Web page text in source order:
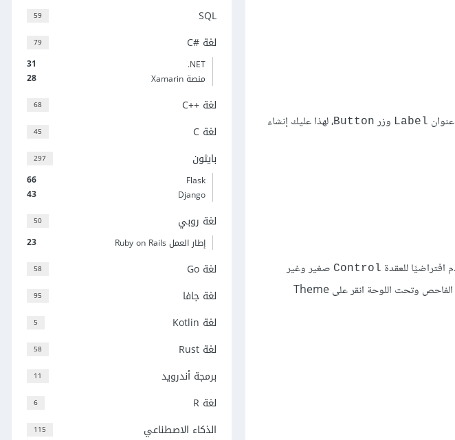
Label وزر Button، لهذا عليك إنشاء
للعقدة Control صغير وغير
مناسب، لذلك سنستخدم خطًا موجودًا ضمن المجلد "font" يُدعى "Xolonium-Regular.ttf" كالتالي: في نافذة الفاحص وتحت اللوحة انقر على Theme
59 SQL
79 لغة C#‎
31
‎.NET
28
منصة Xamarin
68 لغة C++‎
45 لغة C
297 بايثون
66
Flask
43
Django
50 لغة روبي
23 إطار العمل Ruby on Rails
58 لغة Go
95 لغة جافا
5 لغة Kotlin
58 لغة Rust
11 برمجة أندرويد
6 لغة R
115 الذكاء الاصطناعي